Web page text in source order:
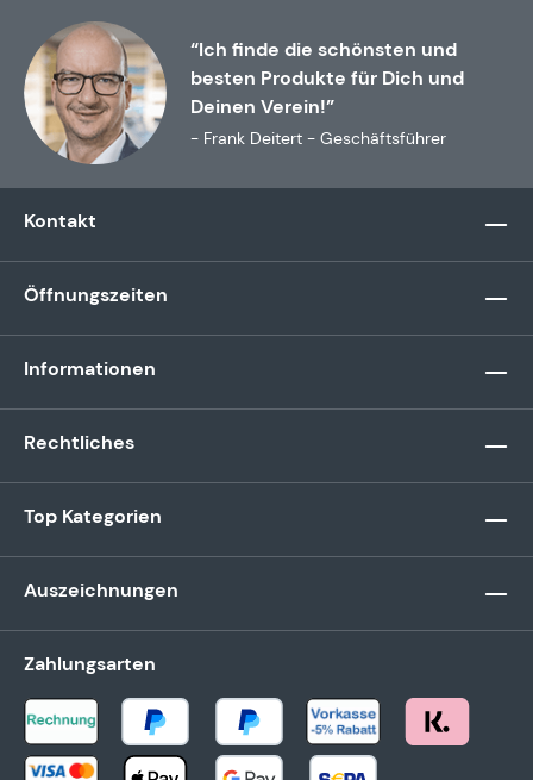
“Ich finde die schönsten und
besten Produkte für Dich und
Deinen Verein!”
- Frank Deitert - Geschäftsführer
Kontakt
Öffnungszeiten
Informationen
Rechtliches
Top Kategorien
Auszeichnungen
Zahlungsarten